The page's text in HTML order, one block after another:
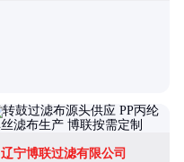
辽宁博联过滤有限公司